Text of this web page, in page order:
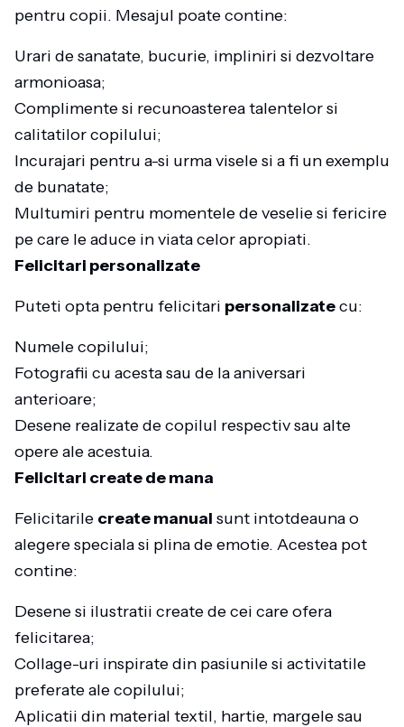
pentru copii. Mesajul poate contine:
Urari de sanatate, bucurie, impliniri si dezvoltare
armonioasa;
Complimente si recunoasterea talentelor si
calitatilor copilului;
Incurajari pentru a-si urma visele si a fi un exemplu
de bunatate;
Multumiri pentru momentele de veselie si fericire
pe care le aduce in viata celor apropiati.
Felicitari personalizate
Puteti opta pentru felicitari personalizatecu:
Numele copilului;
Fotografii cu acesta sau de la aniversari
anterioare;
Desene realizate de copilul respectiv sau alte
opere ale acestuia.
Felicitari create de mana
Felicitarile create manual sunt intotdeauna o
alegere speciala si plina de emotie. Acestea pot
contine:
Desene si ilustratii create de cei care ofera
felicitarea;
Collage-uri inspirate din pasiunile si activitatile
preferate ale copilului;
Aplicatii din material textil, hartie, margele sau